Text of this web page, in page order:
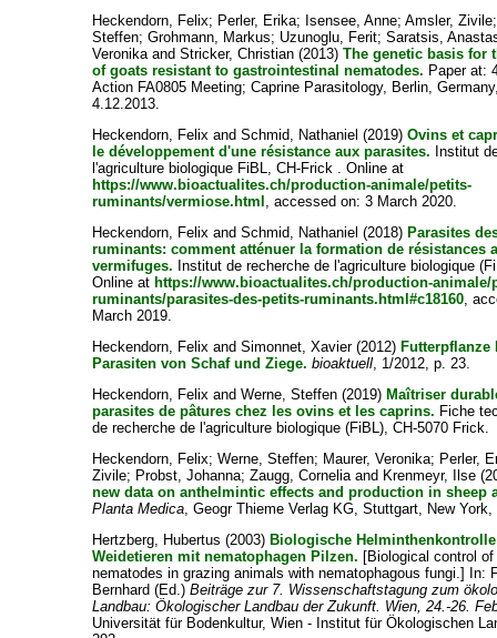
Heckendorn, Felix; Perler, Erika; Isensee, Anne;Amsler, Zivile
Steffen;Grohmann, Markus; Uzunoglu, Ferit;Saratsis,
VeronikaandStricker, Christian (2013)The genetic basis for
of goats resistant to gastrointestinal nematodes. Paper at:
Action FA0805 Meeting; Caprine Parasitology, Berlin,
4.12.2013.
Heckendorn, Felix andSchmid, Nathaniel (2019)Ovins et
le développement d'une résistance aux parasites. Institut
l'agriculture biologique FiBL, CH-Frick . Online at
https://www.bioactualites.ch/production-animale/petits-
ruminants/vermiose.html , accessed on: 3 March 2020.
Heckendorn, Felix andSchmid, Nathaniel (2018) Parasites
ruminants: comment atténuer la formation de résistances
vermifuges. Institut de recherche de l'agriculture biologique
Online at https://www.bioactualites.ch/production-animale/
ruminants/parasites-des-petits-ruminants.html#c18160,
March 2019.
Heckendorn, Felix andSimonnet, Xavier(2012) Futterpflanze
Parasiten von Schaf und Ziege. bioaktuell, 1/2012, p. 23.
Heckendorn, Felix andWerne, Steffen (2019) Maîtriser
parasites de pâtures chez les ovins et les caprins. Fiche
de recherche de l'agriculture biologique (FiBL), CH-5070 Frick.
Heckendorn, Felix;Werne, Steffen; Maurer, Veronika; Perler,
Zivile; Probst, Johanna;Zaugg, Corneliaand Krenmeyr, Ilse
new data on anthelmintic effects and production in sheep
Planta Medica, Geogr Thieme Verlag KG, Stuttgart, New
Hertzberg, Hubertus (2003) Biologische
Weidetieren mit nematophagen Pilzen. [Biological control
nematodes in grazing animals with nematophagous fungi.] In:
Bernhard (Ed.)Beiträge zur 7. Wissenschaftstagung zum
Landbau: Ökologischer Landbau der Zukunft. Wien, 24.-26.
Universität für Bodenkultur, Wien - Institut für Ökologischen